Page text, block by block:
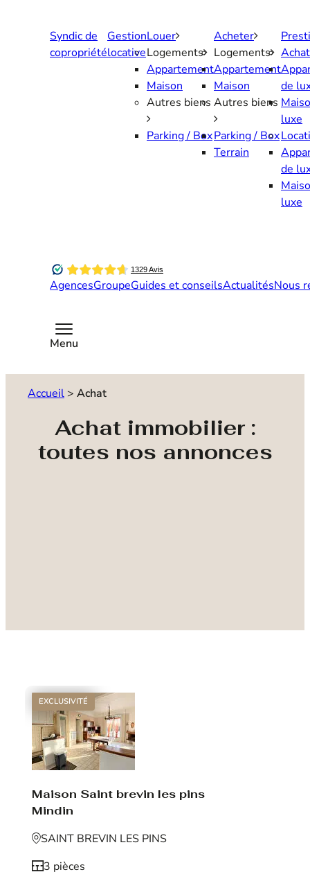
Syndic de
copropriété
Gestion
locative
Louer
Logements
Appartement
Maison
Autres biens
Parking / Box
Acheter
Logements
Appartement
Maison
Autres biens
Parking / Box
Terrain
Achat
de
luxe
de
luxe
AgencesGroupeGuides et conseilsActualitésNous
Menu
Accueil > Achat
Achat immobilier :
toutes nos annonces
EXCLUSIVITÉ
Maison Saint brevin les pins
Mindin
SAINT BREVIN LES PINS
3 pièces